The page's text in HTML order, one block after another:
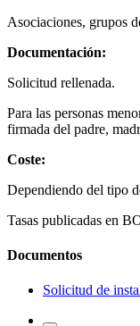
Asociaciones, grupos
Documentación:
Solicitud rellenada.
Para las personas
firmada del padre,
Coste:
Dependiendo del tipo
Tasas publicadas en
Documentos
Solicitud de